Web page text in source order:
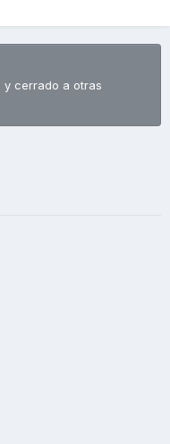
y cerrado a otras